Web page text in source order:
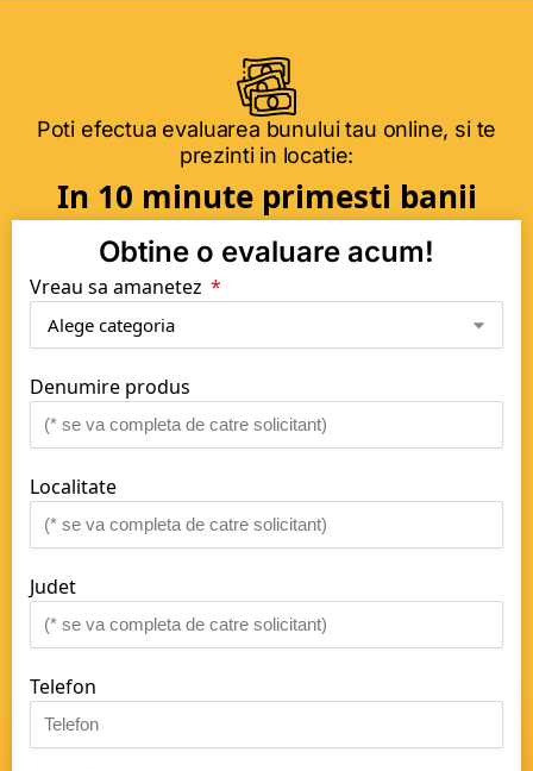
Poti efectua evaluarea bunului tau online, si te
prezinti in locatie:
In 10 minute primesti banii
Obtine o evaluare acum!
Vreau sa amanetez
Denumire produs
Localitate
Judet
Telefon